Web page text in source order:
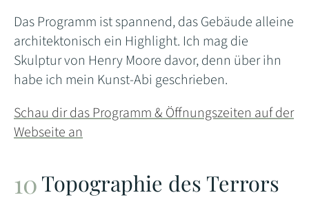
Das Programm ist spannend, das Gebäude alleine
architektonisch ein Highlight. Ich mag die
Skulptur von Henry Moore davor, denn über ihn
habe ich mein Kunst-Abi geschrieben.
Schau dir das Programm & Öffnungszeiten auf der
Webseite an
Topographie des Terrors